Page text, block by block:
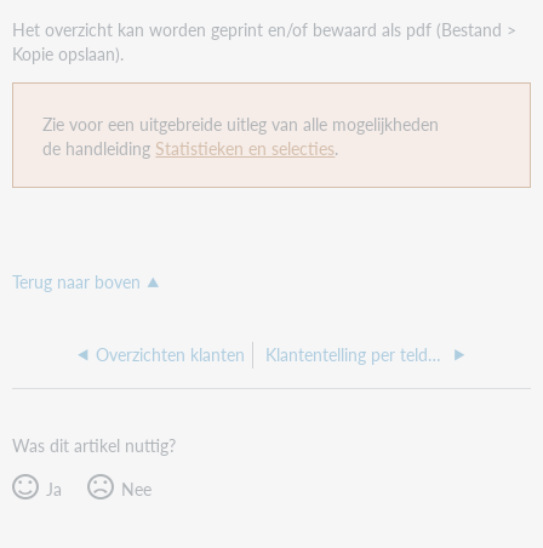
Het overzicht kan worden geprint en/of bewaard als pdf (Bestand >
Kopie opslaan).
Zie voor een uitgebreide uitleg van alle mogelijkheden
de handleiding Statistieken en selecties.
Terug naar boven
Overzichten klanten Klantentelling per teldatum
Was dit artikel nuttig?
Ja
Nee